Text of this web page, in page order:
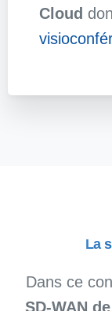
Cloud
La
Dans ce
SD-WAN